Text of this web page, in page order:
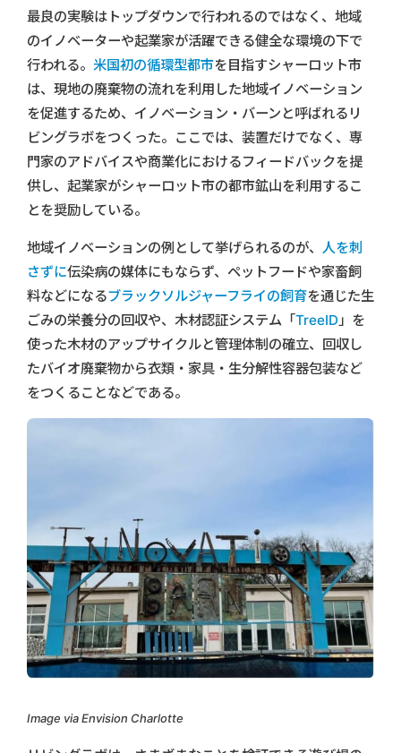
最良の実験はトップダウンで行われるのではなく、地域
のイノベーターや起業家が活躍できる健全な環境の下で
行われる。 米国初の循環型都市を目指すシャーロット市
は、現地の廃棄物の流れを利用した地域イノベーション
を促進するため、イノベーション・バーンと呼ばれるリ
ビングラボをつくった。ここでは、装置だけでなく、専
門家のアドバイスや商業化におけるフィードバックを提
供し、起業家がシャーロット市の都市鉱山を利用するこ
とを奨励している。
地域イノベーションの例として挙げられるのが、 人を刺
さずに伝染病の媒体にもならず、ペットフードや家畜飼
料などになるブラックソルジャーフライの飼育を通じた生
ごみの栄養分の回収や、木材認証システム「TreeID」を
使った木材のアップサイクルと管理体制の確立、回収し
たバイオ廃棄物から衣類・家具・生分解性容器包装など
をつくることなどである。
Image via Envision Charlotte